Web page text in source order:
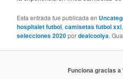
Esta entrada fue publicada en
hospitalet futbol,camisetas futbol xxl
selecciones 2020pordealcoolya.
Funciona gracias